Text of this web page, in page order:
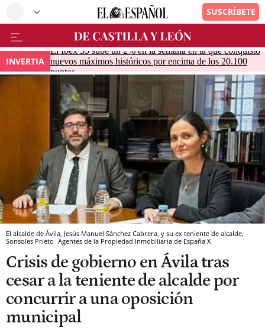
INVERTIA
El Ibex 35 sube un 2% en la semana en la que conquistó
nuevos máximos históricos por encima de los 20.100
puntos
El alcalde de Ávila, Jesús Manuel Sánchez Cabrera, y su ex teniente de alcalde,
Sonsoles Prieto Agentes de la Propiedad Inmobiliaria de España X
Crisis de gobierno en Ávila tras
cesar a la teniente de alcalde por
concurrir a una oposición
municipal